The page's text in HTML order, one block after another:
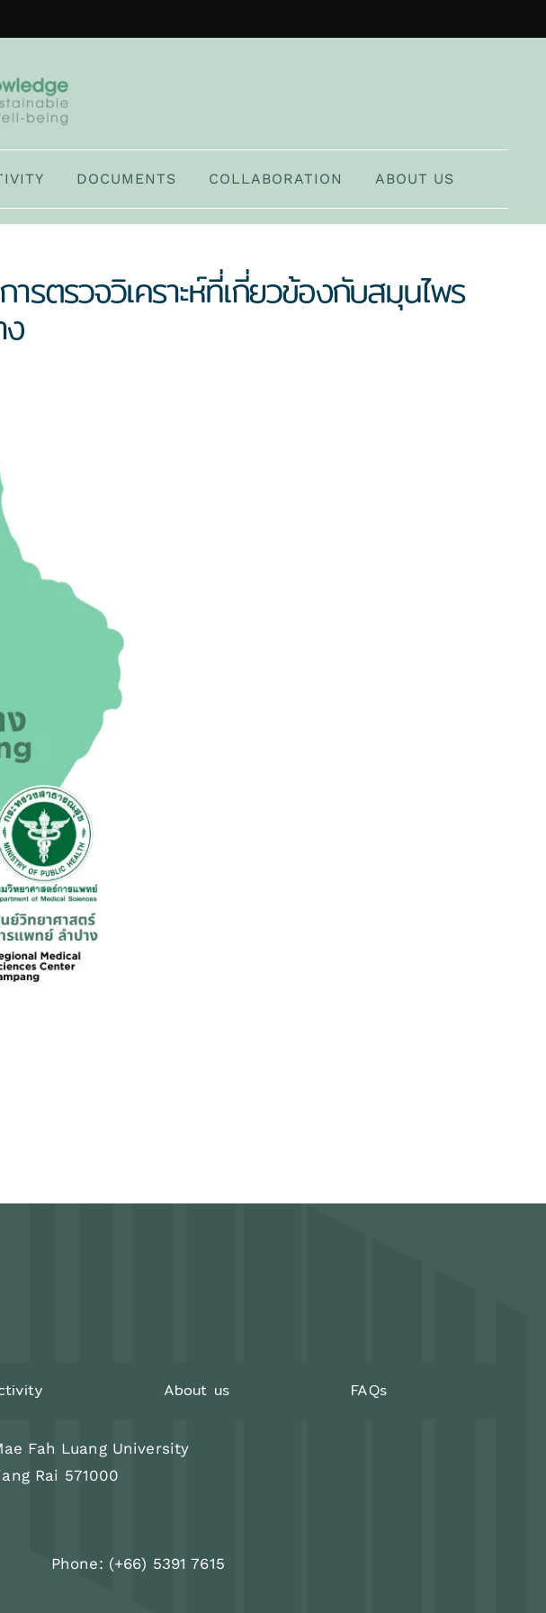
DOCUMENTS COLLABORATION ABOUT US
รตรวจวิเคราะห์ที่เกี่ยวข้องกับสมุนไพร
About us FAQs
Fah Luang University
Rai 571000
Phone: (+66) 5391 7615